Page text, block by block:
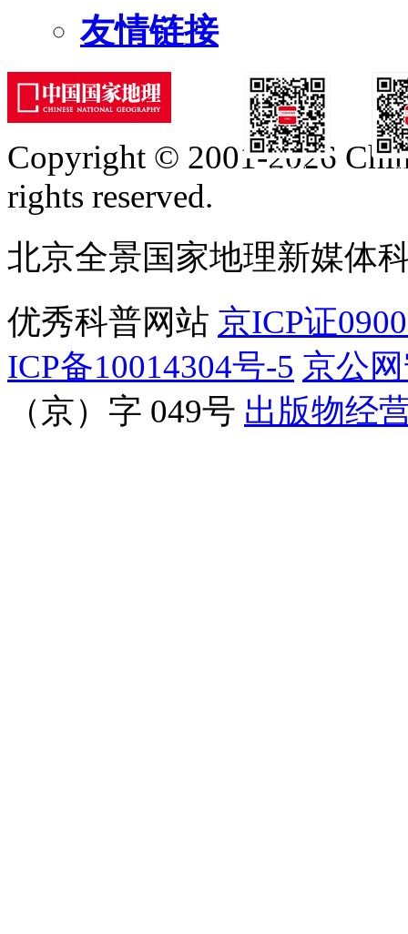
友情链接
订阅号
Copyright © 2001-2026
rights reserved.
北京全景国家地理新媒体
优秀科普网站 京ICP证
ICP备10014304号-5 京公
（京）字 049号 出版物经